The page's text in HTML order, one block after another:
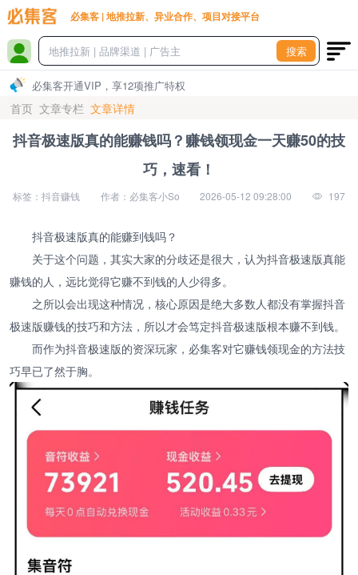
必集客 | 地推拉新、异业合作、项目对接平台
搜索
必集客开通VIP，享12项推广特权
首页 文章专栏 文章详情
抖音极速版真的能赚钱吗？赚钱领现金一天赚50的技
巧，速看！
标签：抖音赚钱 作者：必集客小So 2026-05-12 09:28:00 197
抖音极速版真的能赚到钱吗？
关于这个问题，其实大家的分歧还是很大，认为抖音极速版真能
赚钱的人，远比觉得它赚不到钱的人少得多。
之所以会出现这种情况，核心原因是绝大多数人都没有掌握抖音
极速版赚钱的技巧和方法，所以才会笃定抖音极速版根本赚不到钱。
而作为抖音极速版的资深玩家，必集客对它赚钱领现金的方法技
巧早已了然于胸。